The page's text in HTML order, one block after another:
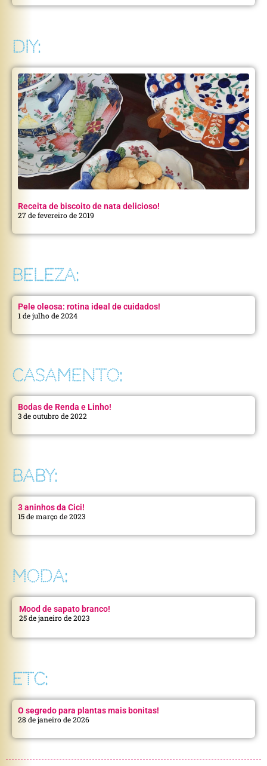
DIY:
Receita de biscoito de nata delicioso!
27 de fevereiro de 2019
BELEZA:
Pele oleosa: rotina ideal de cuidados!
1 de julho de 2024
CASAMENTO:
Bodas de Renda e Linho!
3 de outubro de 2022
BABY:
3 aninhos da Cici!
15 de março de 2023
MODA:
Mood de sapato branco!
25 de janeiro de 2023
ETC:
O segredo para plantas mais bonitas!
28 de janeiro de 2026